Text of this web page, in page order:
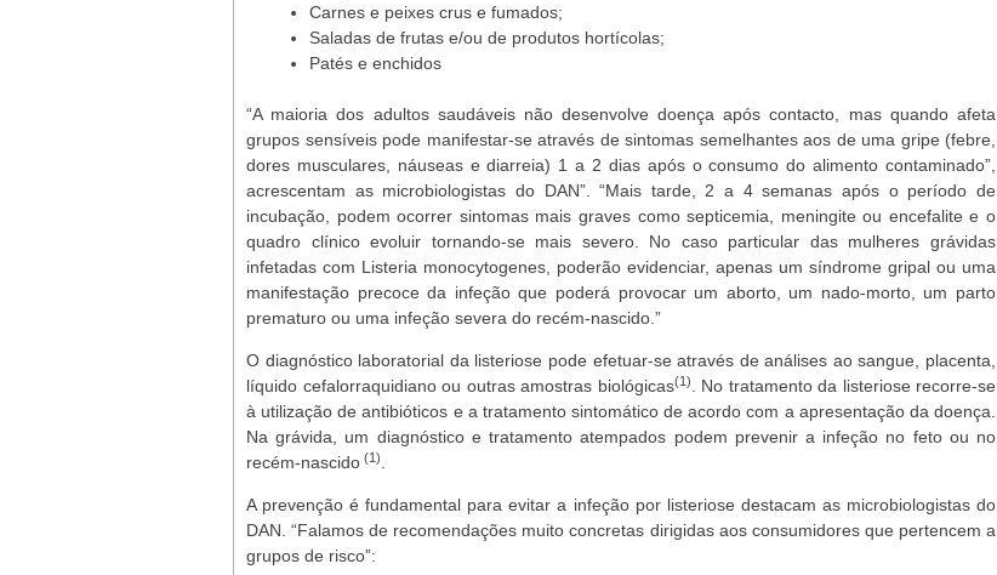
Carnes e peixes crus e fumados;
Saladas de frutas e/ou de produtos hortícolas;
Patés e enchidos
“A maioria dos adultos saudáveis não desenvolve doença após contacto, mas quando afeta
grupos sensíveis pode manifestar-se através de sintomas semelhantes aos de uma gripe (febre,
dores musculares, náuseas e diarreia) 1 a 2 dias após o consumo do alimento contaminado”,
acrescentam as microbiologistas do DAN”. “Mais tarde, 2 a 4 semanas após o período de
incubação, podem ocorrer sintomas mais graves como septicemia, meningite ou encefalite e o
quadro clínico evoluir tornando-se mais severo. No caso particular das mulheres grávidas
infetadas com Listeria monocytogenes, poderão evidenciar, apenas um síndrome gripal ou uma
manifestação precoce da infeção que poderá provocar um aborto, um nado-morto, um parto
prematuro ou uma infeção severa do recém-nascido.”
O diagnóstico laboratorial da listeriose pode efetuar-se através de análises ao sangue, placenta,
líquido cefalorraquidiano ou outras amostras biológicas(1)
. No tratamento da listeriose recorre-se
à utilização de antibióticos e a tratamento sintomático de acordo com a apresentação da doença.
Na grávida, um diagnóstico e tratamento atempados podem prevenir a infeção no feto ou no
recém-nascido (1)
A prevenção é fundamental para evitar a infeção por listeriose destacam as microbiologistas do
DAN. “Falamos de recomendações muito concretas dirigidas aos consumidores que pertencem a
grupos de risco”: